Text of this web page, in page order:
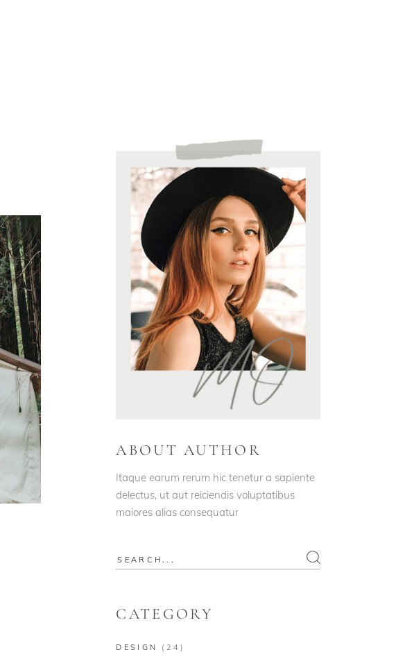
ABOUT AUTHOR
Itaque earum rerum hic tenetur a sapiente
delectus, ut aut reiciendis voluptatibus
maiores alias consequatur
Search
CATEGORY
DESIGN (24)